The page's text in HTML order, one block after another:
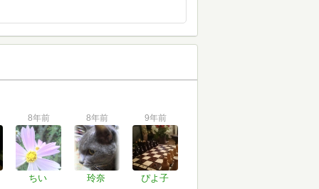
8年前
ちい
8年前
玲奈
9年前
ぴよ子